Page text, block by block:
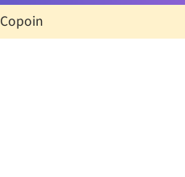
Copoin